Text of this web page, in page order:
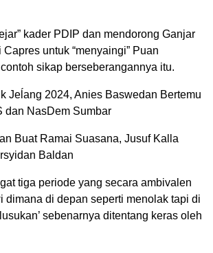
kader PDIP dan mendorong Ganjar
untuk “menyaingi” Puan
sikap berseberangannya itu.
Jeĺang 2024, Anies Baswedan Bertemu
dan NasDem Sumbar
Buat Ramai Suasana, Jusuf Kalla
Baldan
tiga periode yang secara ambivalen
dimana di depan seperti menolak tapi di
sebenarnya ditentang keras oleh